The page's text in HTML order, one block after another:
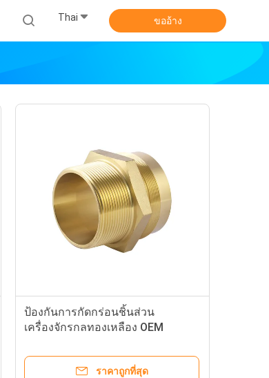
Thai ขออ้าง
ป้องกันการกัดกร่อนชิ้นส่วน
เครื่องจักรกลทองเหลือง OEM
ราคาถูกที่สุด